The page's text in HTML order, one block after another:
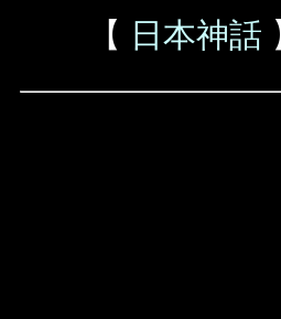
【 日本神話